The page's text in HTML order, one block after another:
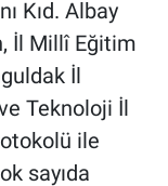
Kıd. Albay
İl Millî Eğitim
İl
Teknoloji İl
ile
sayıda